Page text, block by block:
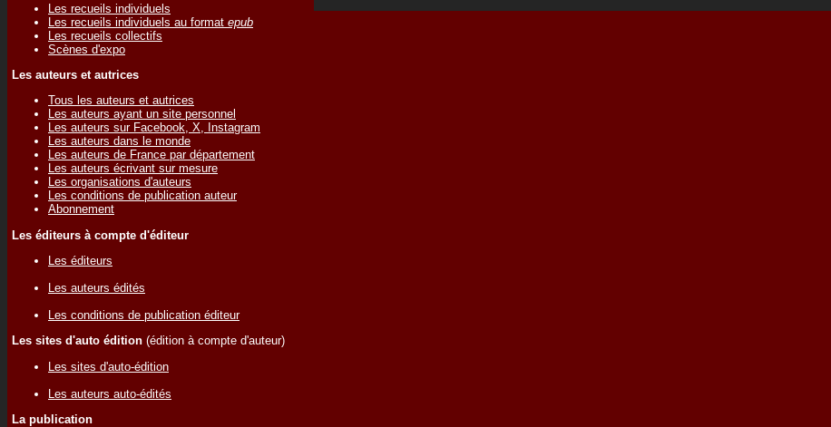
Les recueils individuels
Les recueils individuels au format epub
Les recueils collectifs
Scènes d'expo
Les auteurs et autrices
Tous les auteurs et autrices
Les auteurs ayant un site personnel
Les auteurs sur Facebook, X, Instagram
Les auteurs dans le monde
Les auteurs de France par département
Les auteurs écrivant sur mesure
Les organisations d'auteurs
Les conditions de publication auteur
Abonnement
Les éditeurs à compte d'éditeur
Les éditeurs
Les auteurs édités
Les conditions de publication éditeur
Les sites d'auto édition (édition à compte d'auteur)
Les sites d'auto-édition
Les auteurs auto-édités
La publication